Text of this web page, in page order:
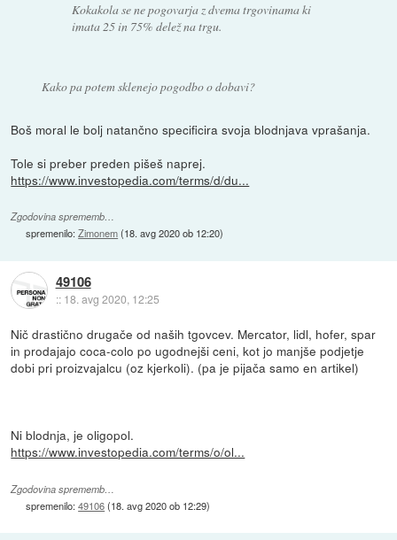
Kokakola se ne pogovarja z dvema trgovinama ki
imata 25 in 75% delež na trgu.
Kako pa potem sklenejo pogodbo o dobavi?
Boš moral le bolj natančno specificira svoja blodnjava vprašanja.
Tole si preber preden pišeš naprej.
https://www.investopedia.com/terms/d/du...
Zgodovina sprememb…
spremenilo:Zimonem(18. avg 2020 ob 12:20)
49106
:: 18. avg 2020, 12:25
Nič drastično drugače od naših tgovcev. Mercator, lidl, hofer, spar
in prodajajo coca-colo po ugodnejši ceni, kot jo manjše podjetje
dobi pri proizvajalcu (oz kjerkoli). (pa je pijača samo en artikel)
Ni blodnja, je oligopol.
https://www.investopedia.com/terms/o/ol...
Zgodovina sprememb…
spremenilo:49106(18. avg 2020 ob 12:29)